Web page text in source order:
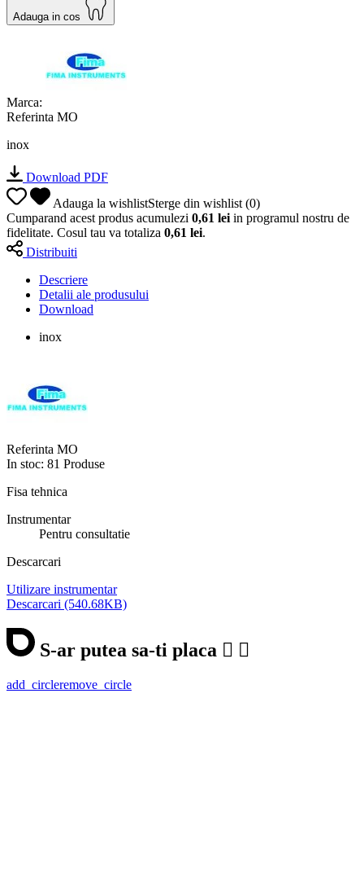
Adauga in cos
Marca:
Referinta MO
inox
Download PDF
Adauga la wishlistSterge din wishlist (0)
Cumparand acest produs acumulezi 0,61 lei in programul nostru de
fidelitate. Cosul tau va totaliza 0,61 lei.
Distribuiti
Descriere
Detalii ale produsului
Download
inox
Referinta MO
In stoc: 81 Produse
Fisa tehnica
Instrumentar
Pentru consultatie
Descarcari
Utilizare instrumentar
Descarcari (540.68KB)
S-ar putea sa-ti placa  
add_circleremove_circle